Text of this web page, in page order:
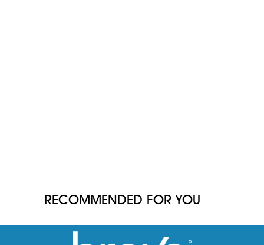
RECOMMENDED FOR YOU